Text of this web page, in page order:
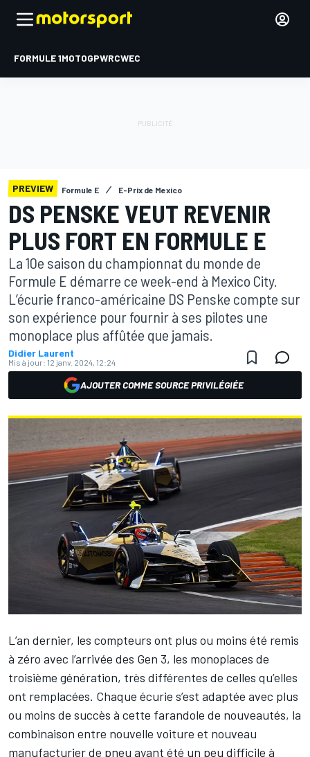
FORMULE 1MOTOGPWRCWEC
PREVIEW Formule E E-Prix de Mexico
DS PENSKE VEUT REVENIR
PLUS FORT EN FORMULE E
La 10e saison du championnat du monde de
Formule E démarre ce week-end à Mexico City.
L’écurie franco-américaine DS Penske compte sur
son expérience pour fournir à ses pilotes une
monoplace plus affûtée que jamais.
Didier Laurent
Mis à jour: 12 janv. 2024, 12:24
AJOUTER COMME SOURCE PRIVILÉGIÉE
L’an dernier, les compteurs ont plus ou moins été remis
à zéro avec l’arrivée des Gen 3, les monoplaces de
troisième génération, très différentes de celles qu’elles
ont remplacées. Chaque écurie s’est adaptée avec plus
ou moins de succès à cette farandole de nouveautés, la
combinaison entre nouvelle voiture et nouveau
manufacturier de pneu ayant été un peu difficile à